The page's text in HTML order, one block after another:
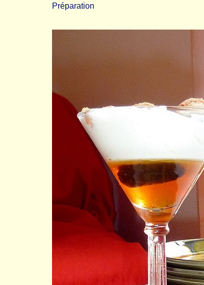
Préparation